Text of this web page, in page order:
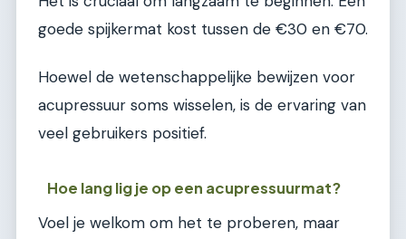
goede spijkermat kost tussen de €30 en €70.
Hoewel de wetenschappelijke bewijzen voor
acupressuur soms wisselen, is de ervaring van
veel gebruikers positief.
Hoe lang lig je op een acupressuurmat?
Voel je welkom om het te proberen, maar